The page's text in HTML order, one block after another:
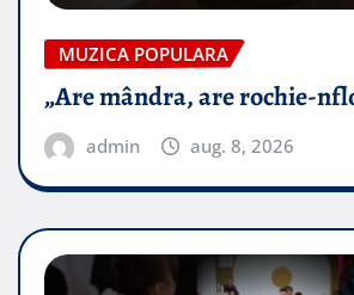
MUZICA POPULARA
„Are mândra, are rochie-
admin aug. 8, 2026